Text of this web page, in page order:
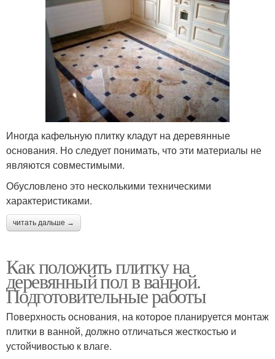
Иногда кафельную плитку кладут на деревянные
основания. Но следует понимать, что эти материалы не
являются совместимыми.
Обусловлено это несколькими техническими
характеристиками.
читать дальше →
Как положить плитку на
деревянный пол в ванной.
Подготовительные работы
Поверхность основания, на которое планируется монтаж
плитки в ванной, должно отличаться жесткостью и
устойчивостью к влаге.